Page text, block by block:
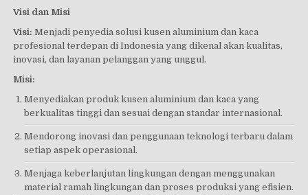
Visi dan Misi
Visi: Menjadi penyedia solusi kusen aluminium dan kaca
profesional terdepan di Indonesia yang dikenal akan kualitas,
inovasi, dan layanan pelanggan yang unggul.
Misi:
Menyediakan produk kusen aluminium dan kaca yang
berkualitas tinggi dan sesuai dengan standar internasional.
Mendorong inovasi dan penggunaan teknologi terbaru dalam
setiap aspek operasional.
Menjaga keberlanjutan lingkungan dengan menggunakan
material ramah lingkungan dan proses produksi yang efisien.